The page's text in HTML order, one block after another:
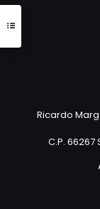
Ricardo
C.P.